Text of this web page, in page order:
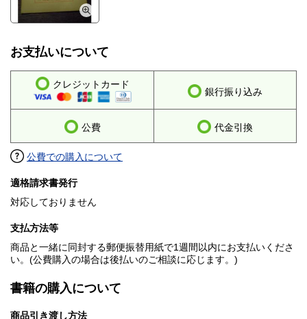
お支払いについて
クレジットカード
銀行振り込み
公費 代金引換
公費での購入について
適格請求書発行
対応しておりません
支払方法等
商品と一緒に同封する郵便振替用紙で1週間以内にお支払いくださ
い。(公費購入の場合は後払いのご相談に応じます。)
書籍の購入について
商品引き渡し方法